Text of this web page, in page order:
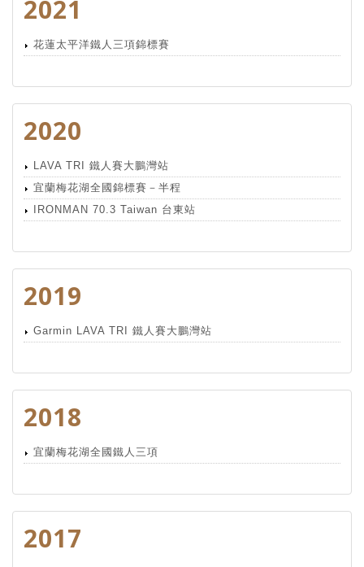
2021
花蓮太平洋鐵人三項錦標賽
2020
LAVA TRI 鐵人賽大鵬灣站
宜蘭梅花湖全國錦標賽－半程
IRONMAN 70.3 Taiwan 台東站
2019
Garmin LAVA TRI 鐵人賽大鵬灣站
2018
宜蘭梅花湖全國鐵人三項
2017